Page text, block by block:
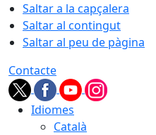
Saltar a la capçalera
Saltar al contingut
Saltar al peu de pàgina
Contacte
Idiomes
Català